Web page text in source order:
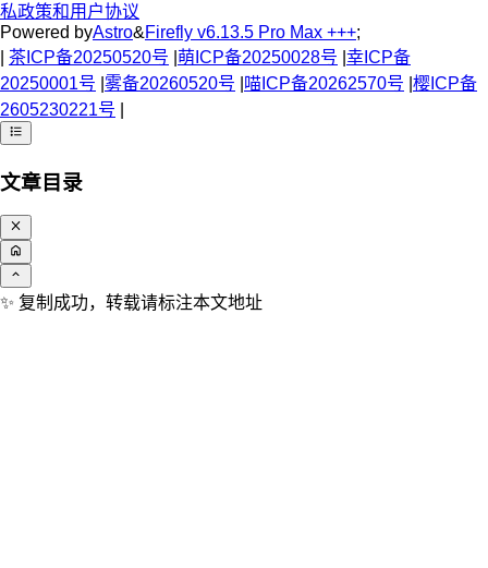
私政策和用户协议
Powered byAstro&Firefly v6.13.5 Pro Max +++;
茶ICP备20250520号 萌ICP备20250028号 幸ICP备
20250001号 雾备20260520号 喵ICP备20262570号 樱ICP备
2605230221号
文章目录
✨️ 复制成功，转载请标注本文地址